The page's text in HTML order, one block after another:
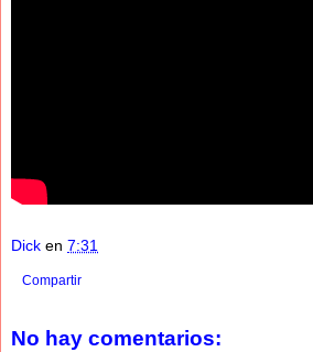
Dick en 7:31
Compartir
No hay comentarios: